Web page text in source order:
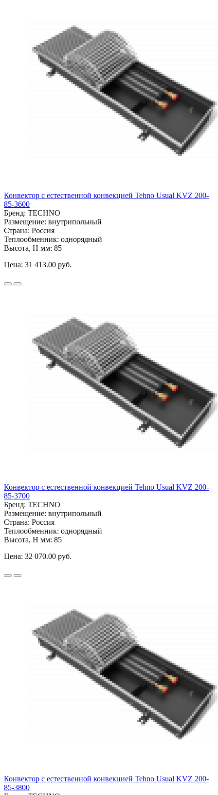
Конвектор с естественной конвекцией Tehno Usual KVZ 200-
85-3600
Бренд: TECHNO
Размещение: внутрипольный
Страна: Россия
Теплообменник: однорядный
Высота, H мм: 85
Цена: 31 413.00 руб.
Конвектор с естественной конвекцией Tehno Usual KVZ 200-
85-3700
Бренд: TECHNO
Размещение: внутрипольный
Страна: Россия
Теплообменник: однорядный
Высота, H мм: 85
Цена: 32 070.00 руб.
Конвектор с естественной конвекцией Tehno Usual KVZ 200-
85-3800